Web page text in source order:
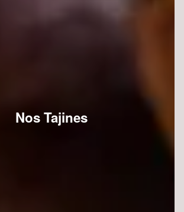
Nos Tajines